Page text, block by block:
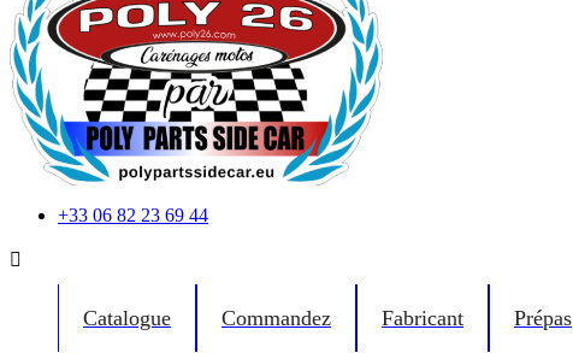
+33 06 82 23 69 44

Catalogue Commandez Fabricant Prépas